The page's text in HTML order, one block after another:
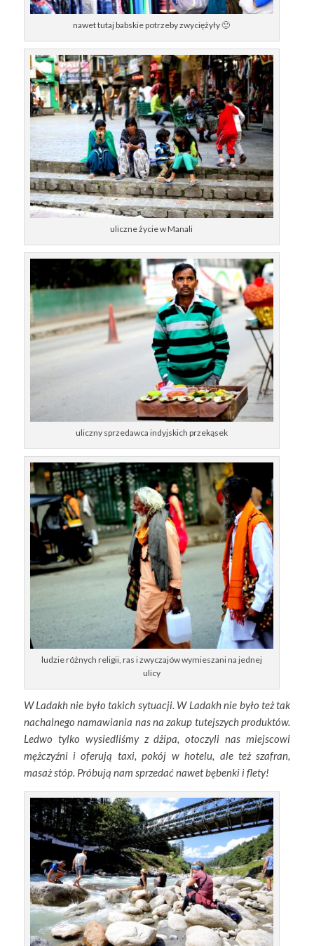
nawet tutaj babskie potrzeby zwyciężyły 🙂
uliczne życie w Manali
uliczny sprzedawca indyjskich przekąsek
ludzie różnych religii, ras i zwyczajów wymieszani na jednej
ulicy
W Ladakh nie było takich sytuacji. W Ladakh nie było też tak
nachalnego namawiania nas na zakup tutejszych produktów.
Ledwo tylko wysiedliśmy z dżipa, otoczyli nas miejscowi
mężczyźni i oferują taxi, pokój w hotelu, ale też szafran,
masaż stóp. Próbują nam sprzedać nawet bębenki i flety!